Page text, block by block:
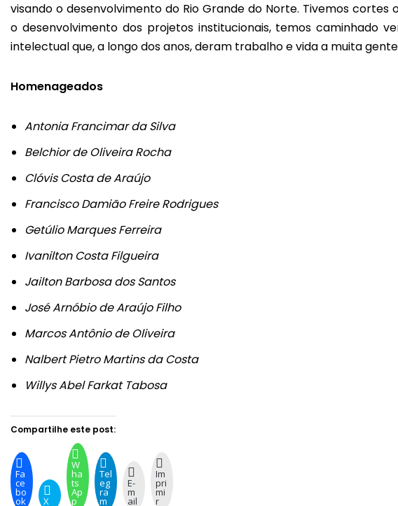
visando o desenvolvimento do Rio Grande do Norte. Tivemos
o desenvolvimento dos projetos institucionais, temos caminhado
intelectual que, a longo dos anos, deram trabalho e vida a muita
Homenageados
Antonia Francimar da Silva
Belchior de Oliveira Rocha
Clóvis Costa de Araújo
Francisco Damião Freire Rodrigues
Getúlio Marques Ferreira
Ivanilton Costa Filgueira
Jailton Barbosa dos Santos
José Arnóbio de Araújo Filho
Marcos Antônio de Oliveira
Nalbert Pietro Martins da Costa
Willys Abel Farkat Tabosa
Compartilhe este post:
Fa
ce
bo
ok X
W
ha
ts
Ap
p
Tel
eg
ra
m
E-
m
ail
Im
pri
mi
r